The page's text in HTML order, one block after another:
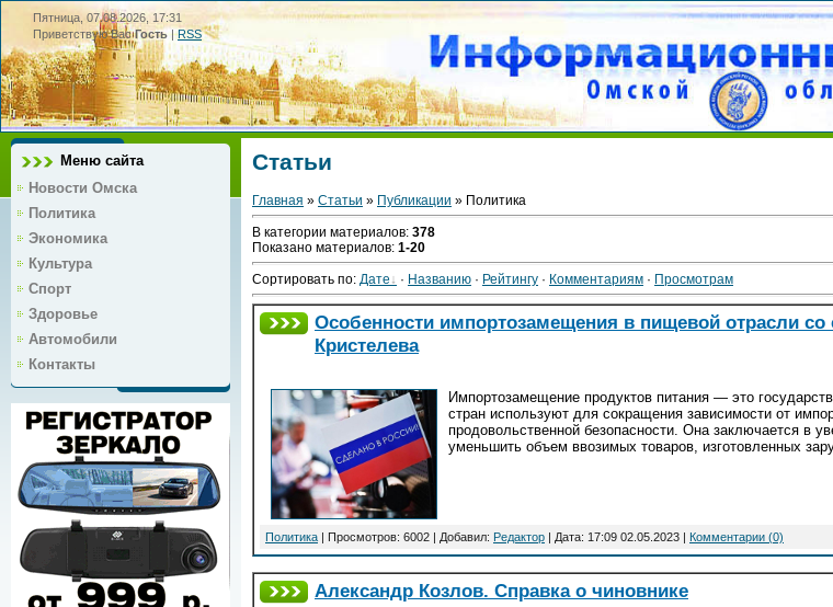
Пятница, 07.08.2026, 17:31
Приветствую Вас Гость|RSS
Меню сайта
Новости Омска
Политика
Экономика
Культура
Спорт
Здоровье
Автомобили
Контакты
Статьи
Главная » Статьи » Публикации » Политика
В категории материалов: 378
Показано материалов: 1-20
Сортировать по: Дате · Названию · Рейтингу · Комментариям · Просмотрам
Особенности импортозамещения в пищевой отрасли
Кристелева
Импортозамещение продуктов питания — это
стран используют для сокращения зависимости от
продовольственной безопасности. Она заключается в
уменьшить объем ввозимых товаров, изготовленных
Политика | Просмотров: 6002 | Добавил: Редактор | Дата: 17:09 02.05.2023 | Комментарии (0)
Александр Козлов. Справка о чиновнике